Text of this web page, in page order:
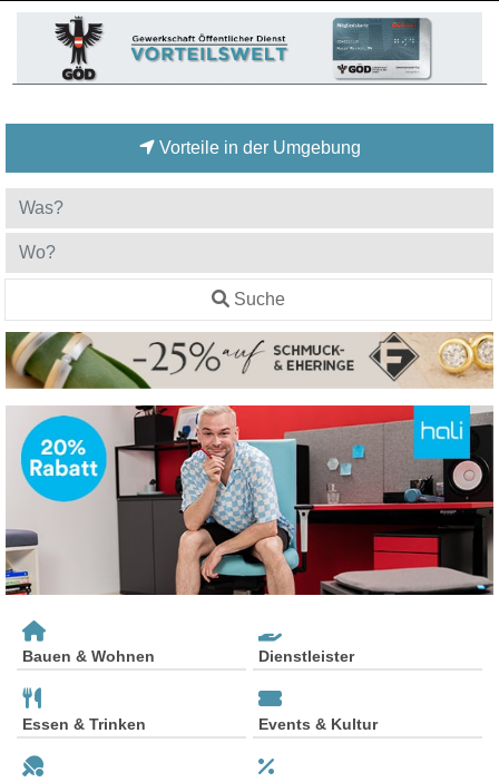
Vorteile in der Umgebung
Suche
Bauen & Wohnen Dienstleister
Essen & Trinken Events & Kultur